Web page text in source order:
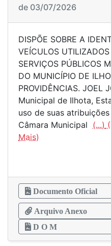
de 03/07/2026
DISPÕE SOBRE A
VEÍCULOS
SERVIÇOS PÚBLICOS
DO MUNICÍPIO DE
PROVIDÊNCIAS. JOEL
Municipal de Ilhota,
uso de suas
Câmara Municipal (...)
Documento Oficial
Arquivo Anexo
D O M